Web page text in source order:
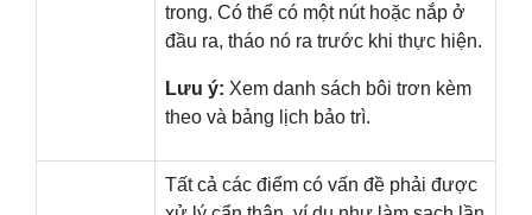
trong. Có thể có một nút hoặc nắp ở
đầu ra, tháo nó ra trước khi thực hiện.
Lưu ý: Xem danh sách bôi trơn kèm
theo và bảng lịch bảo trì.
Tất cả các điểm có vấn đề phải được